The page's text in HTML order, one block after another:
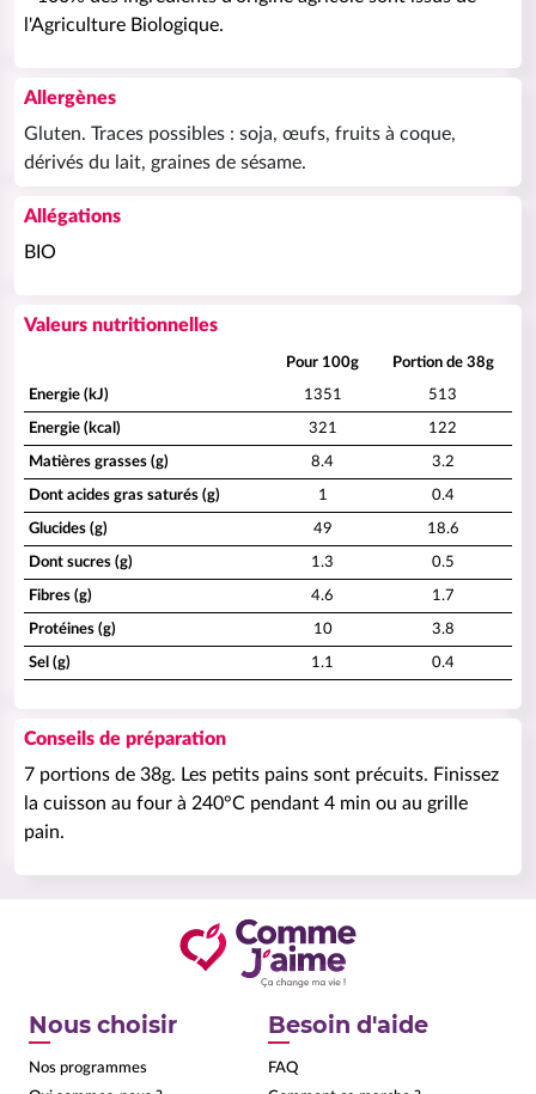
l'Agriculture Biologique.
Allergènes
Gluten. Traces possibles : soja, œufs, fruits à coque,
dérivés du lait, graines de sésame.
Allégations
BIO
Valeurs nutritionnelles
Pour 100g Portion de 38g
Energie (kJ) 1351 513
Energie (kcal) 321 122
Matières grasses (g) 8.4 3.2
Dont acides gras saturés (g) 1 0.4
Glucides (g) 49 18.6
Dont sucres (g) 1.3 0.5
Fibres (g) 4.6 1.7
Protéines (g) 10 3.8
Sel (g) 1.1 0.4
Conseils de préparation
7 portions de 38g. Les petits pains sont précuits. Finissez
la cuisson au four à 240°C pendant 4 min ou au grille
pain.
Nous choisir
Nos programmes
Besoin d'aide
FAQ